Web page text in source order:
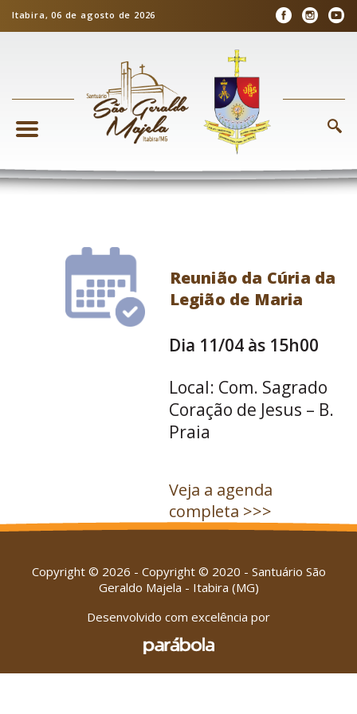
Itabira, 06 de agosto de 2026
Reunião da Cúria da
Legião de Maria
Dia 11/04 às 15h00
Local: Com. Sagrado
Coração de Jesus – B.
Praia
Veja a agenda
completa >>>
Copyright © 2026 - Copyright © 2020 - Santuário São
Geraldo Majela - Itabira (MG)
Desenvolvido com excelência por